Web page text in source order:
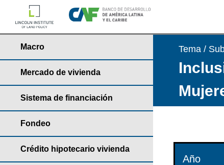
Macro
Mercado de vivienda
Sistema de financiación
Fondeo
Crédito hipotecario vivienda
Tema /
Año